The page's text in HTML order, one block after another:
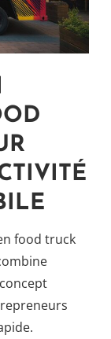
food truck